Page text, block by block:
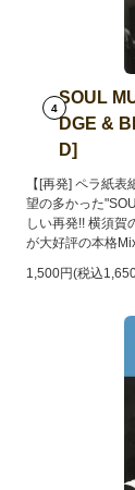
4
SOUL
DGE &
D]
【[再発] ペラ紙
望の多かった
しい再発!! 横須賀
が大好評の本格
1,500円(税込